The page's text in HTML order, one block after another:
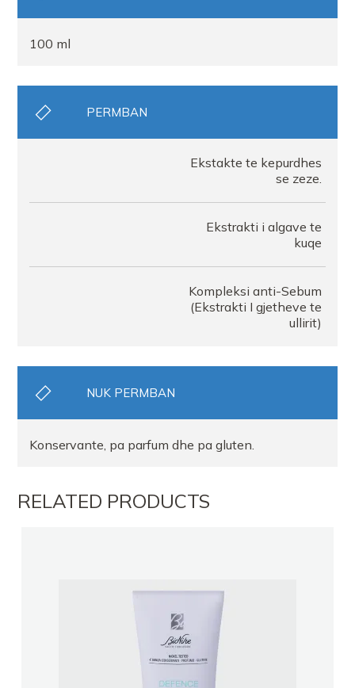
100 ml
PERMBAN
Ekstakte te kepurdhes
se zeze.
Ekstrakti i algave te
kuqe
Kompleksi anti-Sebum
(Ekstrakti I gjetheve te
ullirit)
NUK PERMBAN
Konservante, pa parfum dhe pa gluten.
RELATED PRODUCTS